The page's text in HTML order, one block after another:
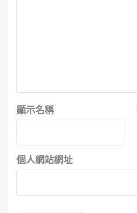
顯示名稱
個人網站網址